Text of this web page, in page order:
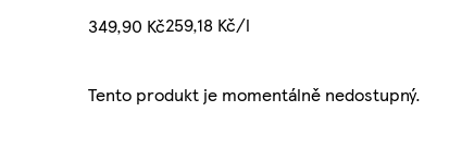
349,90 Kč259,18 Kč/l
Tento produkt je momentálně nedostupný.